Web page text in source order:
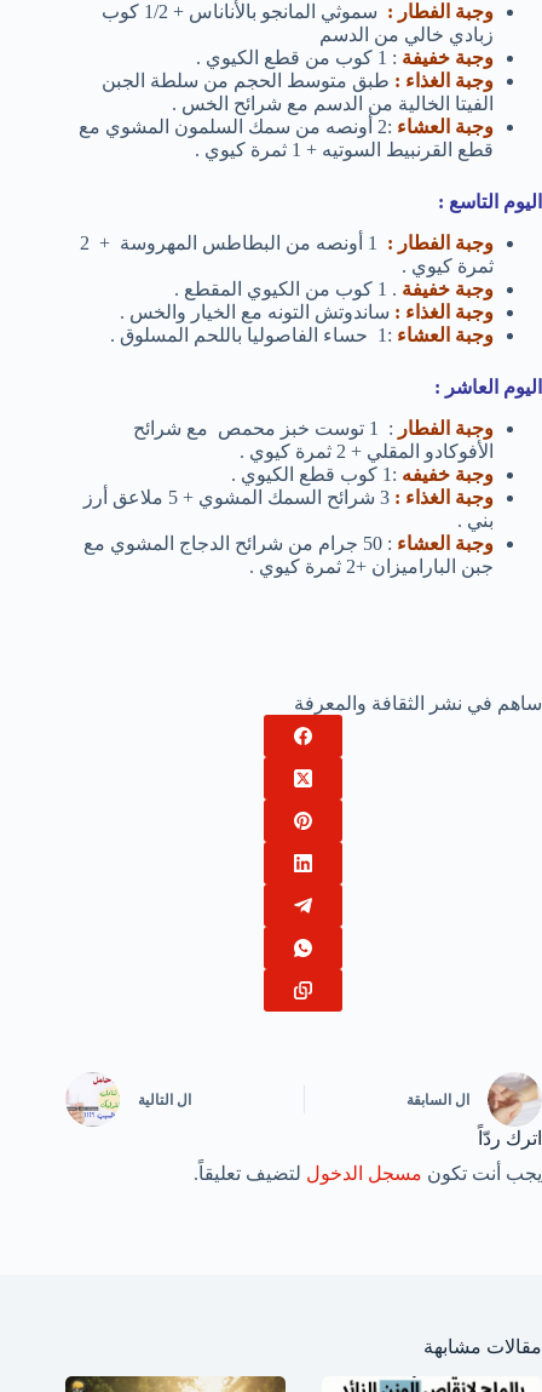
وجبة الفطار :
سموثي المانجو بالأناناس + 1/2 كوب
زبادي خالي من الدسم
وجبة خفيفة : 1 كوب من قطع الكيوي .
وجبة الغذاء : طبق متوسط الحجم من سلطة الجبن
الفيتا الخالية من الدسم مع شرائح الخس .
وجبة العشاء
:2 أونصه من سمك السلمون المشوي مع
قطع القرنبيط السوتيه + 1 ثمرة كيوي .
اليوم التاسع :
وجبة الفطار :
1 أونصه من البطاطس المهروسة + 2
ثمرة كيوي .
وجبة خفيفة . 1 كوب من الكيوي المقطع .
وجبة الغذاء : ساندوتش التونه مع الخيار والخس .
وجبة العشاء :1 حساء الفاصوليا باللحم المسلوق .
اليوم العاشر :
وجبة الفطار
: 1 توست خبز محمص مع شرائح
الأفوكادو المقلي + 2 ثمرة كيوي .
وجبة خفيفه :1 كوب قطع الكيوي .
وجبة الغذاء :
3 شرائح السمك المشوي + 5 ملاعق أرز
بني .
وجبة العشاء
: 50 جرام من شرائح الدجاج المشوي مع
جبن الباراميزان +2 ثمرة كيوي .
ساهم في نشر الثقافة والمعرفة
ال السابقة ال التالية
اترك ردّاً
يجب أنت تكون مسجل الدخول لتضيف تعليقاً.
مقالات مشابهة